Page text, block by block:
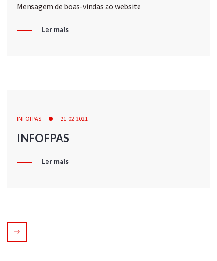
Mensagem de boas-vindas ao website
Ler mais
INFOFPAS 21-02-2021
INFOFPAS
Ler mais